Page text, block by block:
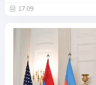
17:09